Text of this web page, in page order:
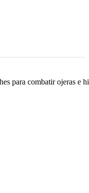
para combatir ojeras e